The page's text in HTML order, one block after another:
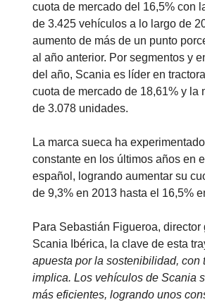
cuota de mercado del 16,5% con
de 3.425 vehículos a lo largo de
aumento de más de un punto
al año anterior. Por segmentos y
del año, Scania es líder en
cuota de mercado de 18,61% y la
de 3.078 unidades.
La marca sueca ha
constante en los últimos años en
español, logrando aumentar su
de 9,3% en 2013 hasta el 16,5%
Para Sebastián Figueroa, director
Scania Ibérica, la clave de esta
apuesta por la sostenibilidad, con
implica. Los vehículos de Scania
más eficientes, logrando unos